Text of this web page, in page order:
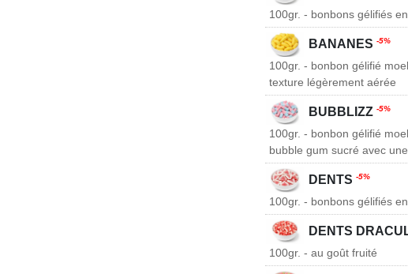
100gr. - bonbons gélifiés
BANANES -5%
100gr. - bonbon gélifié
texture légèrement aérée
BUBBLIZZ -5%
100gr. - bonbon gélifié
bubble gum sucré avec
DENTS -5%
100gr. - bonbons gélifiés
DENTS
100gr. - au goût fruité